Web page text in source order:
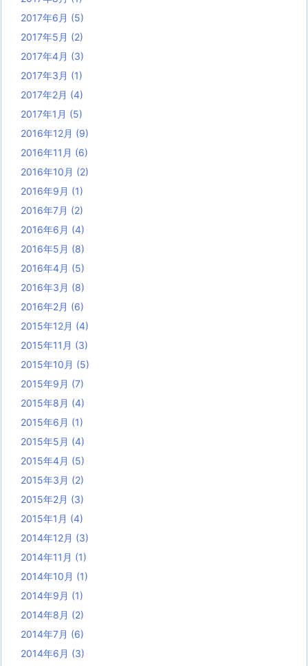
2017年6月 (5)
2017年5月 (2)
2017年4月 (3)
2017年3月 (1)
2017年2月 (4)
2017年1月 (5)
2016年12月 (9)
2016年11月 (6)
2016年10月 (2)
2016年9月 (1)
2016年7月 (2)
2016年6月 (4)
2016年5月 (8)
2016年4月 (5)
2016年3月 (8)
2016年2月 (6)
2015年12月 (4)
2015年11月 (3)
2015年10月 (5)
2015年9月 (7)
2015年8月 (4)
2015年6月 (1)
2015年5月 (4)
2015年4月 (5)
2015年3月 (2)
2015年2月 (3)
2015年1月 (4)
2014年12月 (3)
2014年11月 (1)
2014年10月 (1)
2014年9月 (1)
2014年8月 (2)
2014年7月 (6)
2014年6月 (3)